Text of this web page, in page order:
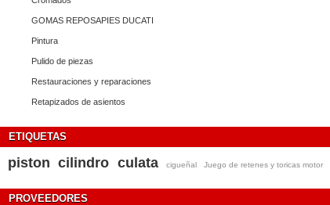
GOMAS REPOSAPIES DUCATI
Pintura
Pulido de piezas
Restauraciones y reparaciones
Retapizados de asientos
ETIQUETAS
piston cilindro culata cigueñal Juego de retenes y toricas motor
PROVEEDORES